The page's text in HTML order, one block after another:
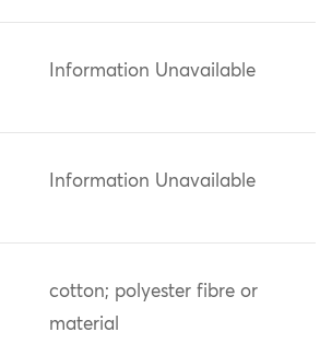
Information Unavailable
Information Unavailable
cotton; polyester fibre or
material